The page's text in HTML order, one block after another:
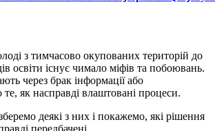
батьків
поговорити
з
дітьми
зачепінг”
з тимчасово окупованих територій до
освіти існує чимало міфів та побоювань.
через брак інформації або
як насправді влаштовані процеси.
деякі з них і покажемо, які рішення
передбачені.